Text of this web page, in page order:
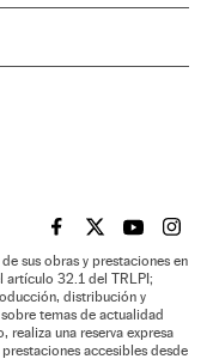
EL PAÍS BRASIL EN
EL PAÍSEL PAÍS
EL
sus obras y prestaciones en
artículo 32.1 del TRLPI;
distribución y
temas de actualidad
realiza una reserva expresa
accesibles desde